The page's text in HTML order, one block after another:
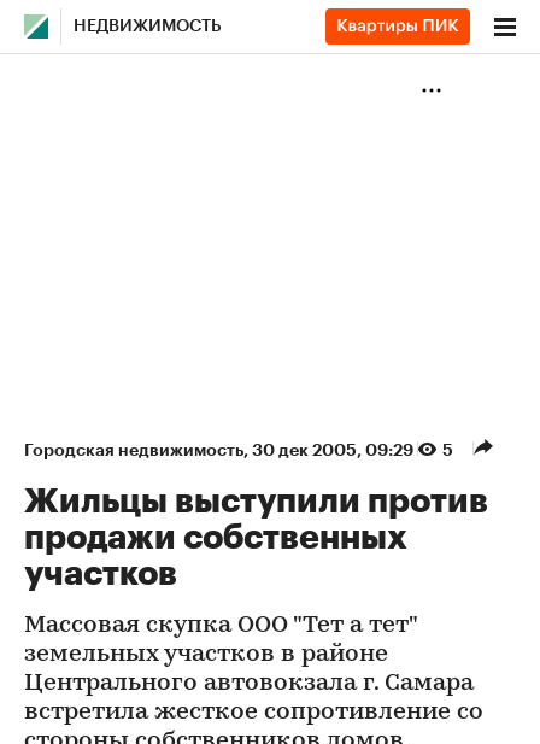
НЕДВИЖИМОСТЬ
Городская недвижимость⁠, 30 дек 2005, 09:29 5
Жильцы выступили против
продажи собственных
участков
Массовая скупка ООО "Тет а тет"
земельных участков в районе
Центрального автовокзала г. Самара
встретила жесткое сопротивление со